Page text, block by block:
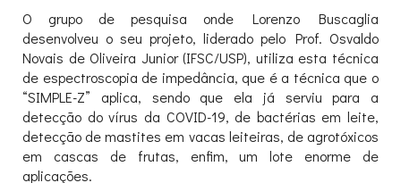
O grupo de pesquisa onde Lorenzo Buscaglia
desenvolveu o seu projeto, liderado pelo Prof. Osvaldo
Novais de Oliveira Junior (IFSC/USP), utiliza esta técnica
de espectroscopia de impedância, que é a técnica que o
“SIMPLE-Z” aplica, sendo que ela já serviu para a
detecção do vírus da COVID-19, de bactérias em leite,
detecção de mastites em vacas leiteiras, de agrotóxicos
em cascas de frutas, enfim, um lote enorme de
aplicações.